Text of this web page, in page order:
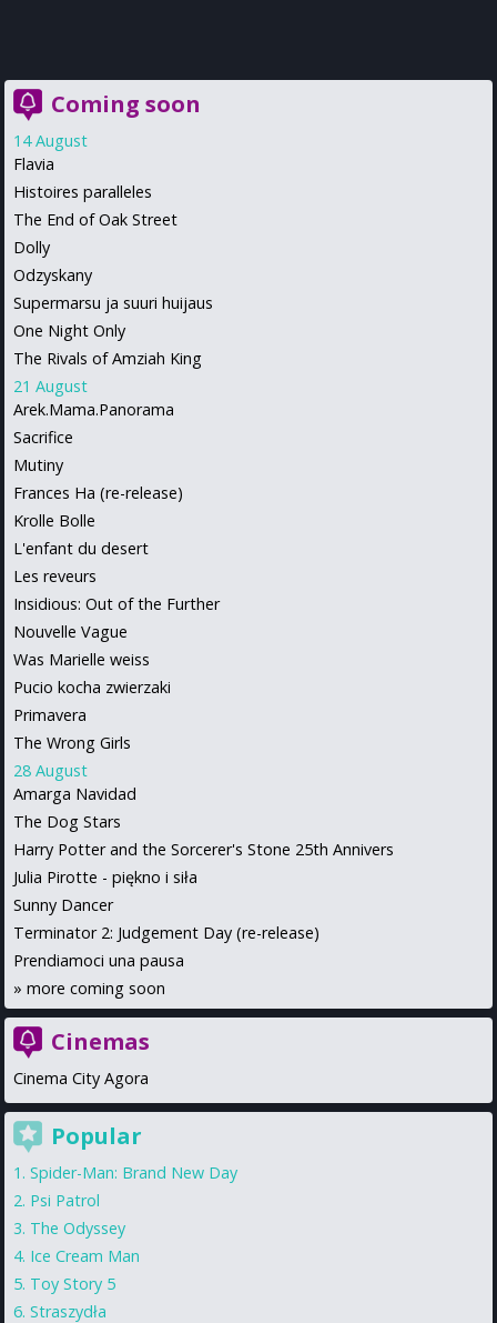
Coming soon
14 August
Flavia
Histoires paralleles
The End of Oak Street
Dolly
Odzyskany
Supermarsu ja suuri huijaus
One Night Only
The Rivals of Amziah King
21 August
Arek.Mama.Panorama
Sacrifice
Mutiny
Frances Ha (re-release)
Krolle Bolle
L'enfant du desert
Les reveurs
Insidious: Out of the Further
Nouvelle Vague
Was Marielle weiss
Pucio kocha zwierzaki
Primavera
The Wrong Girls
28 August
Amarga Navidad
The Dog Stars
Harry Potter and the Sorcerer's Stone 25th Annivers
Julia Pirotte - piękno i siła
Sunny Dancer
Terminator 2: Judgement Day (re-release)
Prendiamoci una pausa
» more coming soon
Cinemas
Cinema City Agora
Popular
Spider-Man: Brand New Day
Psi Patrol
The Odyssey
Ice Cream Man
Toy Story 5
Straszydła